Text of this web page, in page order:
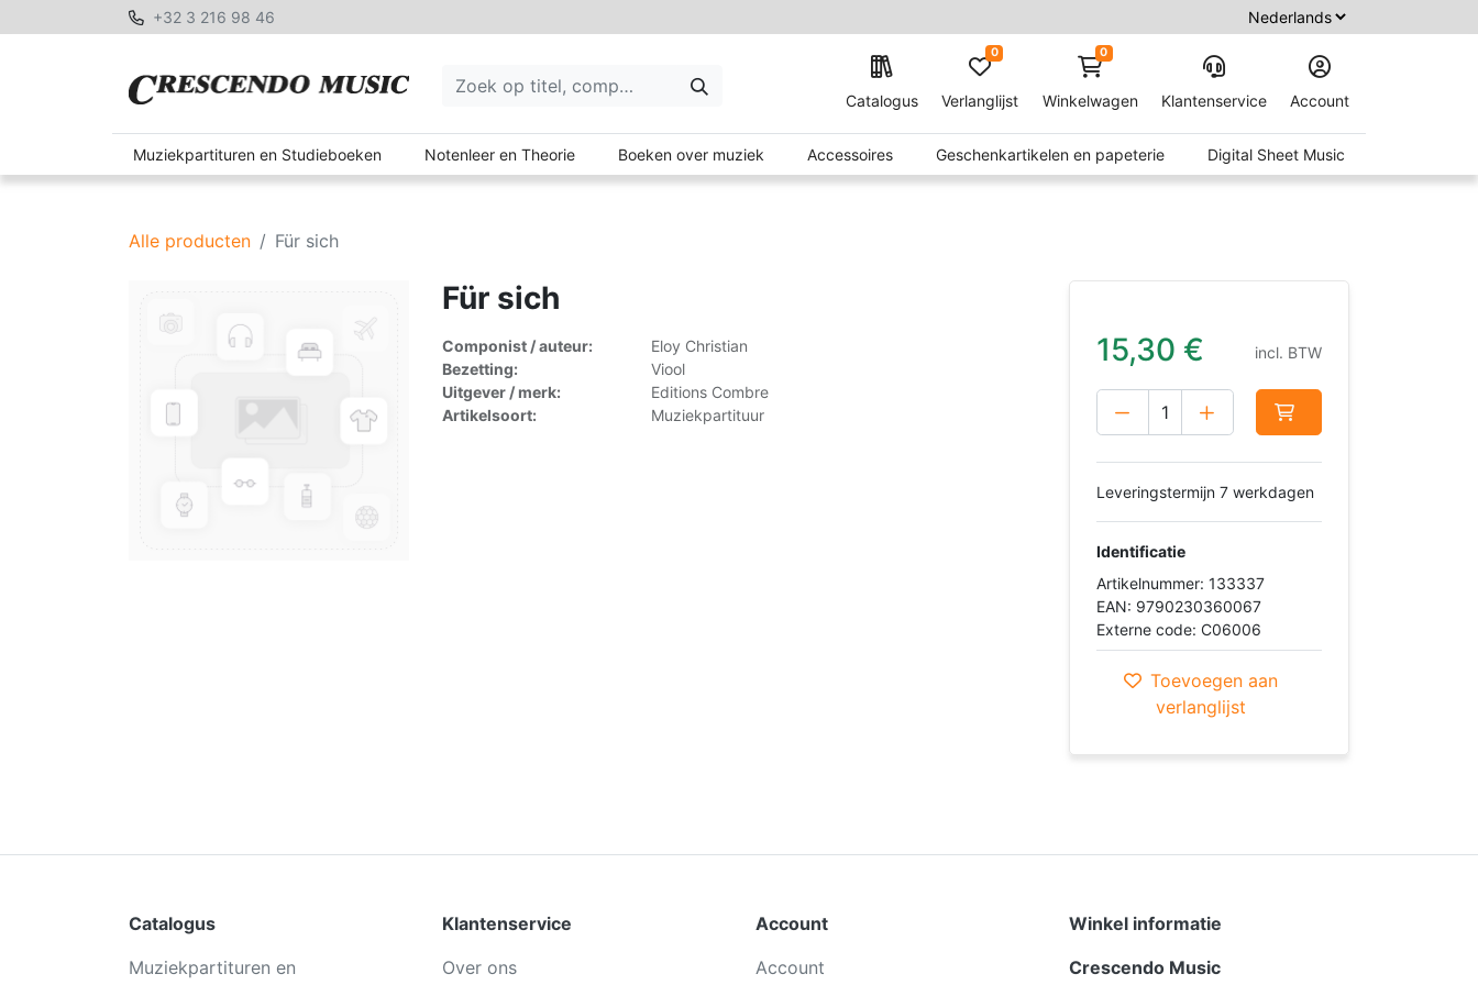
+32 3 216 98 46
Catalogus Verlanglijst
0 0
Winkelwagen Klantenservice Account
Muziekpartituren en Studieboeken Notenleer en Theorie Boeken over muziek Accessoires Geschenkartikelen en papeterie Digital Sheet Music
Alle producten Für sich
Für sich
Componist / auteur:
Eloy Christian
Bezetting:
Viool
Uitgever / merk:
Editions Combre
Artikelsoort:
Muziekpartituur
15,30 € incl. BTW
Leveringstermijn 7 werkdagen
Identificatie
Artikelnummer: 133337
EAN: 9790230360067
Externe code: C06006
Toevoegen aan
verlanglijst
Catalogus
Muziekpartituren en
Klantenservice
Over ons
Account
Account
Winkel informatie
Crescendo Music